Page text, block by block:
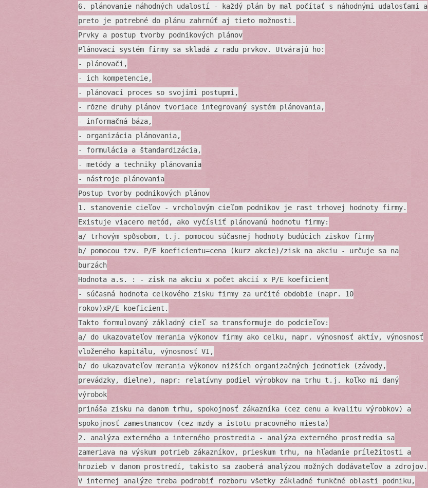
6. plánovanie náhodných udalostí - každý plán by mal počítať s náhodnými udalosťami a
preto je potrebné do plánu zahrnúť aj tieto možnosti.
Prvky a postup tvorby podnikových plánov
Plánovací systém firmy sa skladá z radu prvkov. Utvárajú ho:
- plánovači,
- ich kompetencie,
- plánovací proces so svojimi postupmi,
- rôzne druhy plánov tvoriace integrovaný systém plánovania,
- informačná báza,
- organizácia plánovania,
- formulácia a štandardizácia,
- metódy a techniky plánovania
- nástroje plánovania
Postup tvorby podnikových plánov
1. stanovenie cieľov - vrcholovým cieľom podnikov je rast trhovej hodnoty firmy.
Existuje viacero metód, ako vyčísliť plánovanú hodnotu firmy:
a/ trhovým spôsobom, t.j. pomocou súčasnej hodnoty budúcich ziskov firmy
b/ pomocou tzv. P/E koeficientu=cena (kurz akcie)/zisk na akciu - určuje sa na
burzách
Hodnota a.s. : - zisk na akciu x počet akcií x P/E koeficient
- súčasná hodnota celkového zisku firmy za určité obdobie (napr. 10
rokov)xP/E koeficient.
Takto formulovaný základný cieľ sa transformuje do podcieľov:
a/ do ukazovateľov merania výkonov firmy ako celku, napr. výnosnosť aktív, výnosnosť
vloženého kapitálu, výnosnosť VI,
b/ do ukazovateľov merania výkonov nižších organizačných jednotiek (závody,
prevádzky, dielne), napr: relatívny podiel výrobkov na trhu t.j. koľko mi daný
výrobok
prináša zisku na danom trhu, spokojnosť zákazníka (cez cenu a kvalitu výrobkov) a
spokojnosť zamestnancov (cez mzdy a istotu pracovného miesta)
2. analýza externého a interného prostredia - analýza externého prostredia sa
zameriava na výskum potrieb zákazníkov, prieskum trhu, na hľadanie príležitosti a
hrozieb v danom prostredí, takisto sa zaoberá analýzou možných dodávateľov a zdrojov.
V internej analýze treba podrobiť rozboru všetky základné funkčné oblasti podniku,